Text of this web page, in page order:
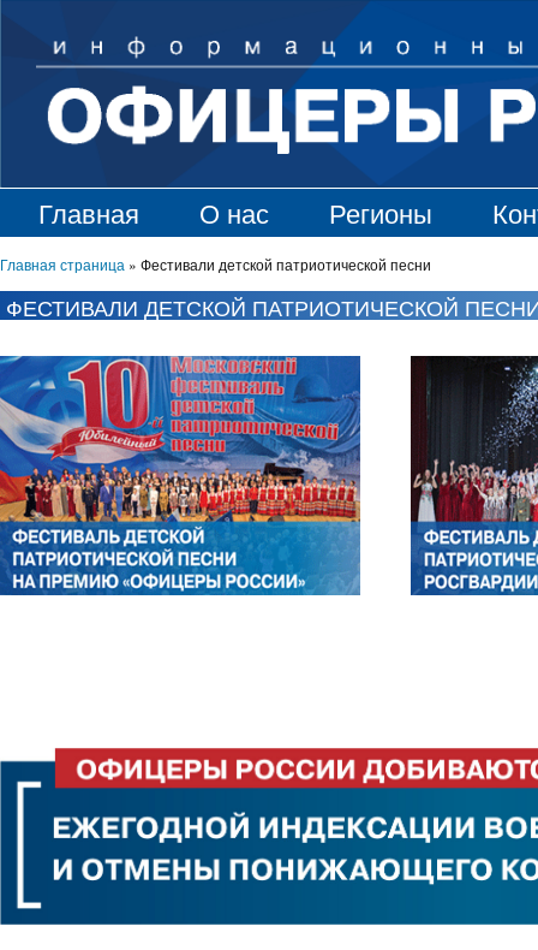
Главная О нас Регионы
Главная страница » Фестивали детской патриотической песни
ФЕСТИВАЛИ ДЕТСКОЙ ПАТРИОТИЧЕСКОЙ